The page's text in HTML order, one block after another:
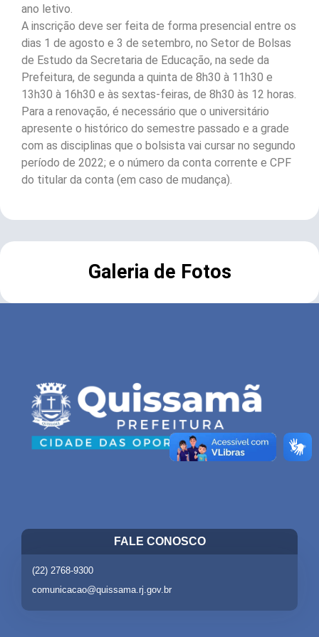
ano letivo.
A inscrição deve ser feita de forma presencial entre os
dias 1 de agosto e 3 de setembro, no Setor de Bolsas
de Estudo da Secretaria de Educação, na sede da
Prefeitura, de segunda a quinta de 8h30 à 11h30 e
13h30 à 16h30 e às sextas-feiras, de 8h30 às 12 horas.
Para a renovação, é necessário que o universitário
apresente o histórico do semestre passado e a grade
com as disciplinas que o bolsista vai cursar no segundo
período de 2022; e o número da conta corrente e CPF
do titular da conta (em caso de mudança).
Galeria de Fotos
FALE CONOSCO
(22) 2768-9300
comunicacao@quissama.rj.gov.br